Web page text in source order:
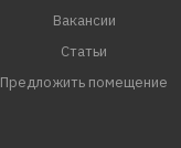
Вакансии
Статьи
Предложить помещение